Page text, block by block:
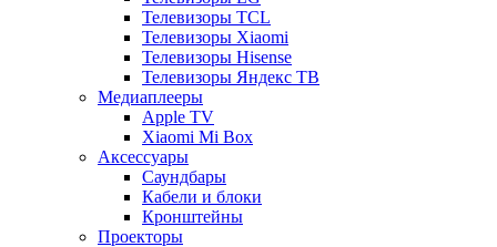
Телевизоры TCL
Телевизоры Xiaomi
Телевизоры Hisense
Телевизоры Яндекс ТВ
Медиаплееры
Apple TV
Xiaomi Mi Box
Аксессуары
Саундбары
Кабели и блоки
Кронштейны
Проекторы